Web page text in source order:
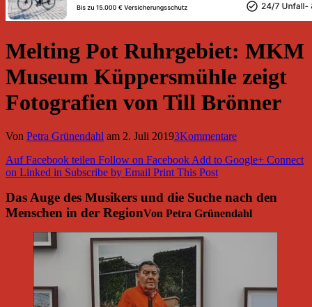
Melting Pot Ruhrgebiet: MKM
Museum Küppersmühle zeigt
Fotografien von Till Brönner
Von Petra Grünendahl am 2. Juli 20193Kommentare
Auf Facebook teilen Follow on FacebookAdd to Google+ Connect
on Linked in Subscribe by Email Print This Post
Das Auge des Musikers und die Suche nach den
Menschen in der RegionVon Petra Grünendahl